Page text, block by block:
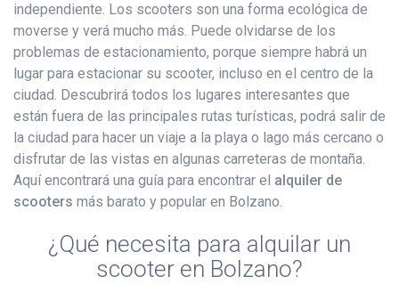
independiente. Los scooters son una forma ecológica de
moverse y verá mucho más. Puede olvidarse de los
problemas de estacionamiento, porque siempre habrá un
lugar para estacionar su scooter, incluso en el centro de la
ciudad. Descubrirá todos los lugares interesantes que
están fuera de las principales rutas turísticas, podrá salir de
la ciudad para hacer un viaje a la playa o lago más cercano o
disfrutar de las vistas en algunas carreteras de montaña.
Aquí encontrará una guía para encontrar el alquiler de
scooters más barato y popular en Bolzano.
¿Qué necesita para alquilar un
scooter en Bolzano?